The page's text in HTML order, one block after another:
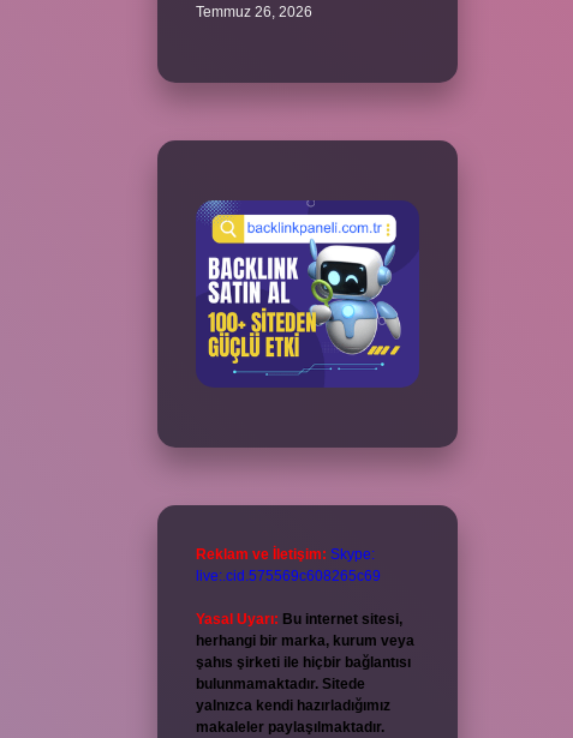
Temmuz 26, 2026
Reklam ve İletişim: Skype:
live:.cid.575569c608265c69
Yasal Uyarı: Bu internet sitesi,
herhangi bir marka, kurum veya
şahıs şirketi ile hiçbir bağlantısı
bulunmamaktadır. Sitede
yalnızca kendi hazırladığımız
makaleler paylaşılmaktadır.